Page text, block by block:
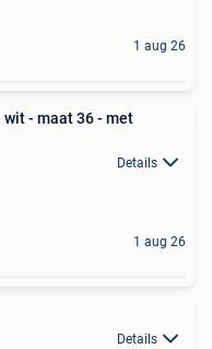
1 aug 26
Details
1 aug 26
Details